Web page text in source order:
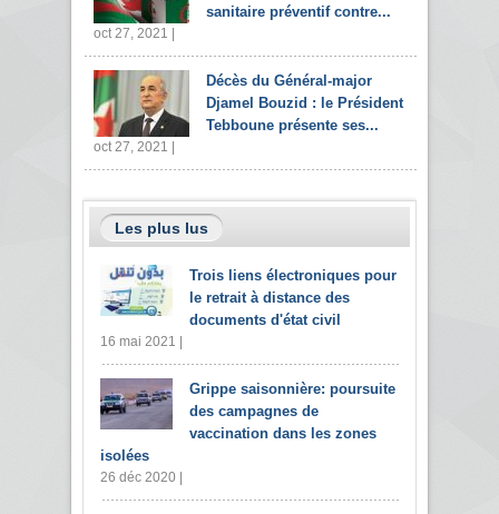
sanitaire préventif contre...
oct 27, 2021 |
Décès du Général-major
Djamel Bouzid : le Président
Tebboune présente ses...
oct 27, 2021 |
Les plus lus
Trois liens électroniques pour
le retrait à distance des
documents d'état civil
16 mai 2021 |
Grippe saisonnière: poursuite
des campagnes de
vaccination dans les zones
isolées
26 déc 2020 |